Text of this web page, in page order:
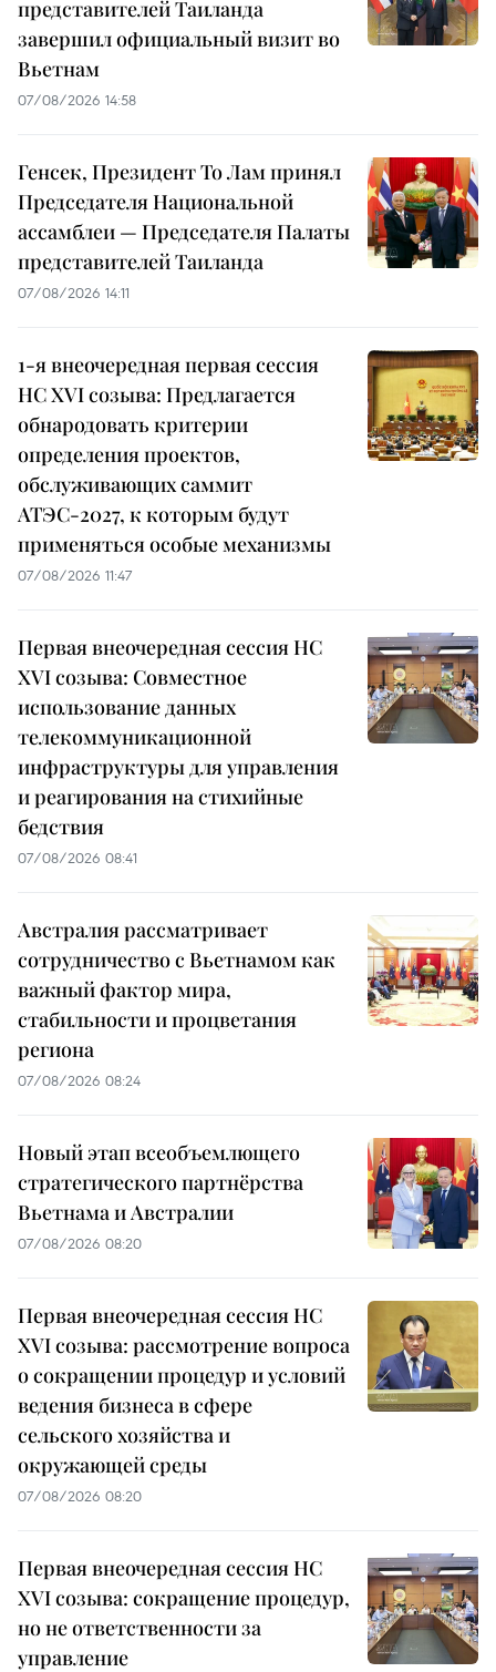
представителей Таиланда
завершил официальный визит во
Вьетнам
07/08/2026 14:58
Генсек, Президент То Лам принял
Председателя Национальной
ассамблеи — Председателя Палаты
представителей Таиланда
07/08/2026 14:11
1-я внеочередная первая сессия
НС XVI созыва: Предлагается
обнародовать критерии
определения проектов,
обслуживающих саммит
АТЭС-2027, к которым будут
применяться особые механизмы
07/08/2026 11:47
Первая внеочередная сессия НС
XVI созыва: Совместное
использование данных
телекоммуникационной
инфраструктуры для управления
и реагирования на стихийные
бедствия
07/08/2026 08:41
Австралия рассматривает
сотрудничество с Вьетнамом как
важный фактор мира,
стабильности и процветания
региона
07/08/2026 08:24
Новый этап всеобъемлющего
стратегического партнёрства
Вьетнама и Австралии
07/08/2026 08:20
Первая внеочередная сессия НС
XVI созыва: рассмотрение вопроса
о сокращении процедур и условий
ведения бизнеса в сфере
сельского хозяйства и
окружающей среды
07/08/2026 08:20
Первая внеочередная сессия НС
XVI созыва: сокращение процедур,
но не ответственности за
управление